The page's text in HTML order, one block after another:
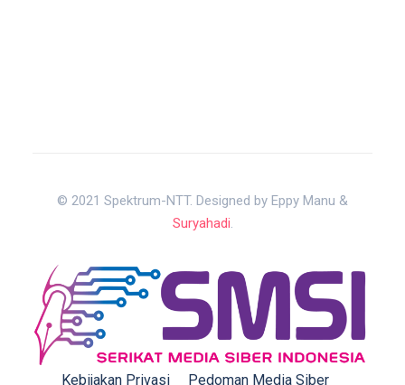
© 2021 Spektrum-NTT. Designed by Eppy Manu &
Suryahadi.
Kebijakan Privasi Pedoman Media Siber